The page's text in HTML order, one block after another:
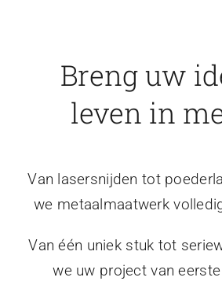
Breng uw
leven in
Van lasersnijden tot
we metaalmaatwerk
Van één uniek stuk tot
we uw project van